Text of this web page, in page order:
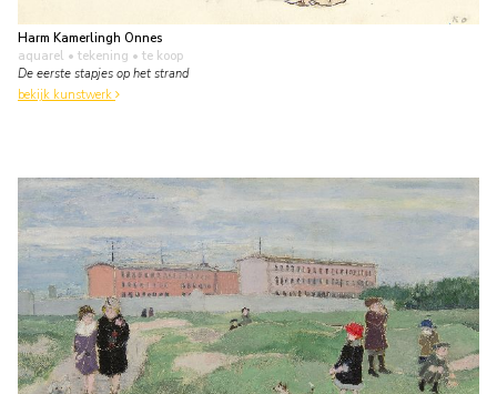
Harm Kamerlingh Onnes
aquarel • tekening • te koop
De eerste stapjes op het strand
bekijk kunstwerk